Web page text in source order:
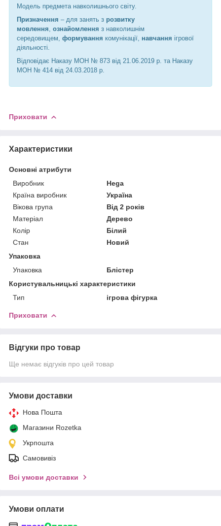
Модель предмета навколишнього світу.
Призначення – для занять з розвитку
мовлення, ознайомлення з навколишнім
середовищем, формування комунікації, навчання ігрової
діяльності.
Відповідає Наказу МОН № 873 від 21.06.2019 р. та Наказу
МОН № 414 від 24.03.2018 р.
Приховати
Характеристики
Основні атрибути
Виробник
Hega
Країна виробник
Україна
Вікова група
Від 2 років
Матеріал
Дерево
Колір
Білий
Стан
Новий
Упаковка
Упаковка
Блістер
Користувальницькі характеристики
Тип
ігрова фігурка
Приховати
Відгуки про товар
Ще немає відгуків про цей товар
Умови доставки
Нова Пошта
Магазини Rozetka
Укрпошта
Самовивіз
Всі умови доставки
Умови оплати